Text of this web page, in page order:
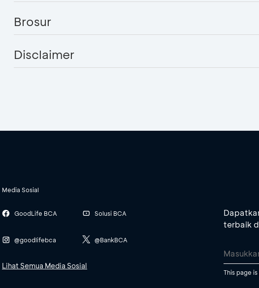
Brosur
Disclaimer
Media Sosial
GoodLife BCA
@goodlifebca
Solusi BCA
@BankBCA
Lihat Semua Media Sosial
terbaik
This page